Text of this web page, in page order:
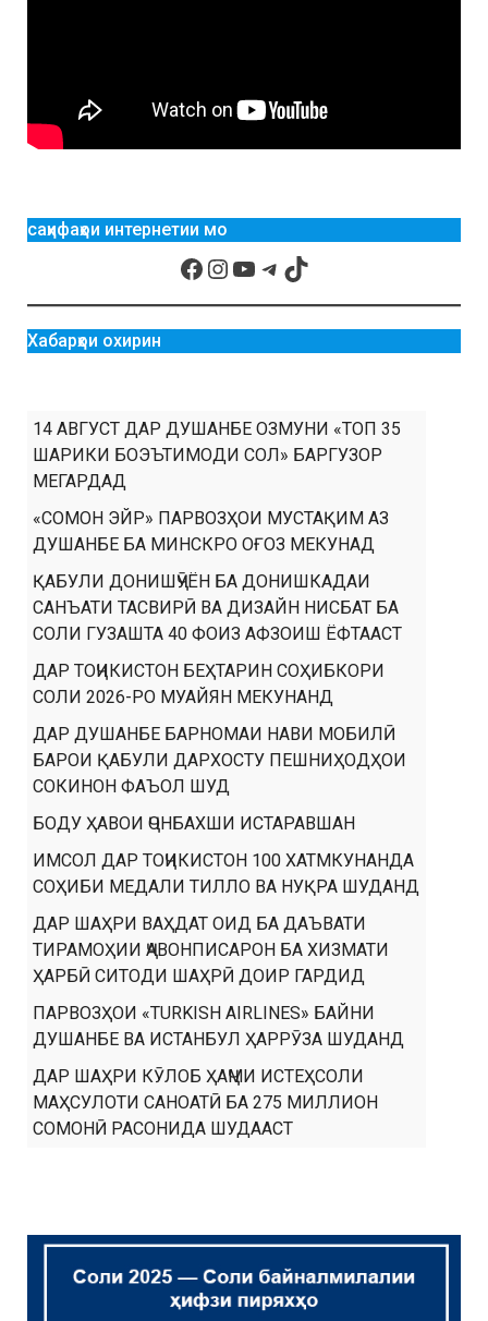
саҳифаҳои интернетии мо
Хабарҳои охирин
14 АВГУСТ ДАР ДУШАНБЕ ОЗМУНИ «ТОП 35
ШАРИКИ БОЭЪТИМОДИ СОЛ» БАРГУЗОР
МЕГАРДАД
«СОМОН ЭЙР» ПАРВОЗҲОИ МУСТАҚИМ АЗ
ДУШАНБЕ БА МИНСКРО ОҒОЗ МЕКУНАД
ҚАБУЛИ ДОНИШҶӮЁН БА ДОНИШКАДАИ
САНЪАТИ ТАСВИРӢ ВА ДИЗАЙН НИСБАТ БА
СОЛИ ГУЗАШТА 40 ФОИЗ АФЗОИШ ЁФТААСТ
ДАР ТОҶИКИСТОН БЕҲТАРИН СОҲИБКОРИ
СОЛИ 2026-РО МУАЙЯН МЕКУНАНД
ДАР ДУШАНБЕ БАРНОМАИ НАВИ МОБИЛӢ
БАРОИ ҚАБУЛИ ДАРХОСТУ ПЕШНИҲОДҲОИ
СОКИНОН ФАЪОЛ ШУД
БОДУ ҲАВОИ ҶОНБАХШИ ИСТАРАВШАН
ИМСОЛ ДАР ТОҶИКИСТОН 100 ХАТМКУНАНДА
СОҲИБИ МЕДАЛИ ТИЛЛО ВА НУҚРА ШУДАНД
ДАР ШАҲРИ ВАҲДАТ ОИД БА ДАЪВАТИ
ТИРАМОҲИИ ҶАВОНПИСАРОН БА ХИЗМАТИ
ҲАРБӢ СИТОДИ ШАҲРӢ ДОИР ГАРДИД
ПАРВОЗҲОИ «TURKISH AIRLINES» БАЙНИ
ДУШАНБЕ ВА ИСТАНБУЛ ҲАРРӮЗА ШУДАНД
ДАР ШАҲРИ КӮЛОБ ҲАҶМИ ИСТЕҲСОЛИ
МАҲСУЛОТИ САНОАТӢ БА 275 МИЛЛИОН
СОМОНӢ РАСОНИДА ШУДААСТ